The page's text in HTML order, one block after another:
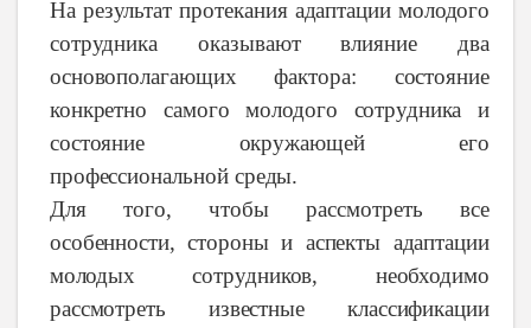
На результат протекания адаптации молодого
сотрудника
оказывают влияние два
основополагающих
фактора:
состояние
конкретно
самого молодого сотрудника и
состояние
окружающей
его
профессиональной среды.
Длятого, чтобы рассмотреть все
особенности, стороныи аспекты адаптации
молодых
сотрудников, необходимо
рассмотреть
известные
классификации